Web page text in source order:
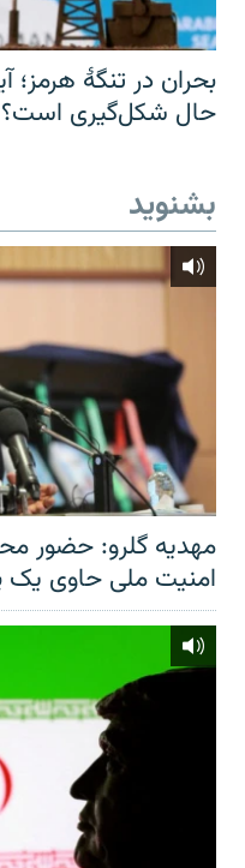
بحران در تنگهٔ
حال شکل‌گیری است؟
بشنوید
مهدیه گلرو: حضور
امنیت ملی حاوی